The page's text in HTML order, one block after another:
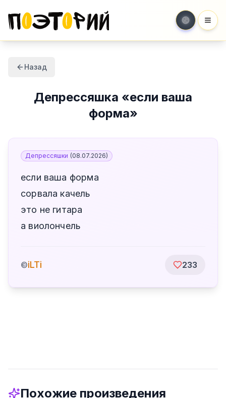
Назад
Депрессяшка «если ваша
форма»
Депрессяшки (08.07.2026)
если ваша форма
сорвала качель
это не гитара
а виолончель
©iLTi 233
Похожие произведения